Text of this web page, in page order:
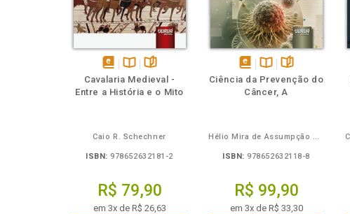
disponível
em
Disponível
na
páginas
Cavalaria Medieval -
Entre a História e o Mito
Caio R. Schechner
ISBN: 978652632181-2
R$ 79,90
em 3x de R$ 26,63
disponível
em
Disponível
na
páginas
Ciência da Prevenção do
Câncer, A
Hélio Mira de Assumpção Junior
ISBN: 978652632118-8
R$ 99,90
em 3x de R$ 33,30
Também